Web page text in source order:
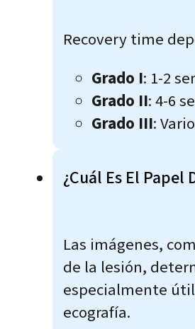
Recovery time
Grado I: 1-2
Grado II: 4-6
Grado III:
¿Cuál Es El
Las imágenes,
de la lesión,
especialmente
ecografía.